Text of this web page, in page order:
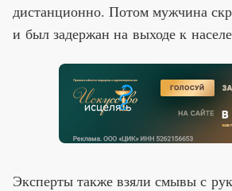
дистанционно. Потом мужчина
и был задержан на выходе к
Эксперты также взяли смывы с